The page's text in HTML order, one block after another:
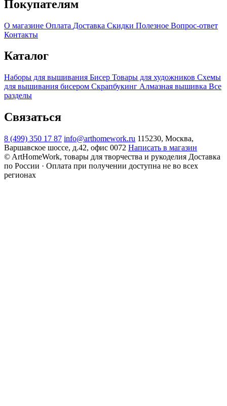
Покупателям
О магазине Оплата Доставка Скидки Полезное Вопрос-ответ
Контакты
Каталог
Наборы для вышивания Бисер Товары для художников Схемы
для вышивания бисером Скрапбукинг Алмазная вышивка Все
разделы
Связаться
8 (499) 350 17 87 info@arthomework.ru 115230, Москва,
Варшавское шоссе, д.42, офис 0072 Написать в магазин
© ArtHomeWork, товары для творчества и рукоделия Доставка
по России · Оплата при получении доступна не во всех
регионах